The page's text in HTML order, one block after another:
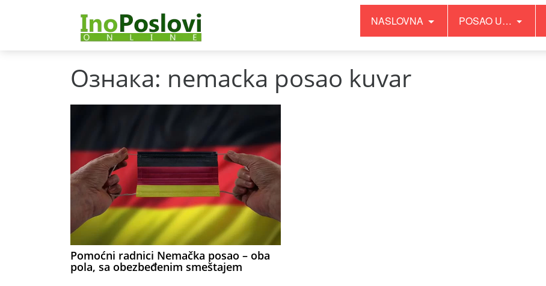
NASLOVNA POSAO U…
Ознака: nemacka posao kuvar
Pomoćni radnici Nemačka posao – oba
pola, sa obezbeđenim smeštajem